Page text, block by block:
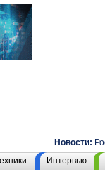
Новости:
Интервью